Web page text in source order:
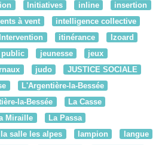
Initiatives inline
insertion
à vent
intelligence collective
Intervention itinérance
Izoard
public jeunesse
jeux
judo
JUSTICE SOCIALE
L'Argentière-la-Bessée
la-Bessée
La Casse
Miraille
La Passa
la salle les alpes lampion
langue